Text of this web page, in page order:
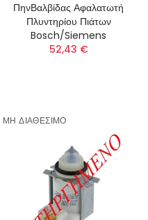
ΠηνΒαλβίδας Αφαλατωτή
Πλυντηρίου Πιάτων
Bosch/Siemens
52,43 €
ΜΗ ΔΙΑΘΕΣΙΜΟ